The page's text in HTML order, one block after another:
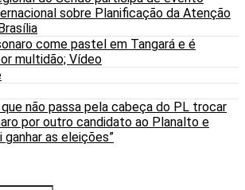
sobre Planificação da Atenção
come pastel em Tangará e é
multidão; Vídeo
não passa pela cabeça do PL trocar
por outro candidato ao Planalto e
ganhar as eleições”